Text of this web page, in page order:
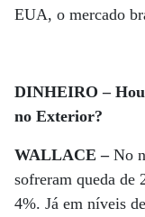
EUA, o mercado
DINHEIRO –
no Exterior?
WALLACE –No
sofreram queda de
4%. Já em níveis